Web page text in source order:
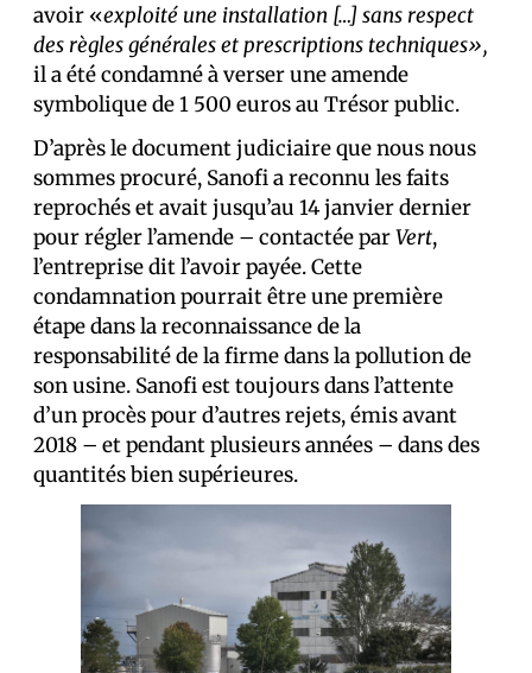
avoir «exploité une installation […] sans respect
des règles générales et prescriptions techniques»,
il a été condamné à verser une amende
symbolique de 1 500 euros au Trésor public.
D’après le document judiciaire que nous nous
sommes procuré, Sanofi a reconnu les faits
reprochés et avait jusqu’au 14 janvier dernier
pour régler l’amende – contactée parVert,
l’entreprise dit l’avoir payée. Cette
condamnation pourrait être une première
étape dans la reconnaissance de la
responsabilité de la firme dans la pollution de
son usine. Sanofi est toujours dans l’attente
d’un procès pour d’autres rejets, émis avant
2018 – et pendant plusieurs années – dans des
quantités bien supérieures.